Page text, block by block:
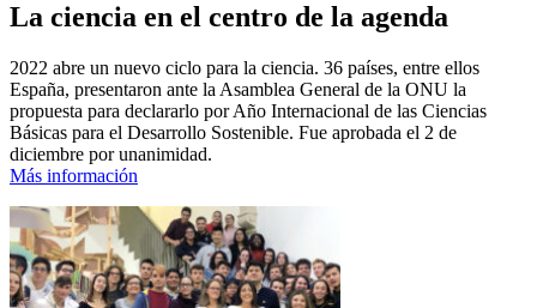
La ciencia en el centro de la agenda
2022 abre un nuevo ciclo para la ciencia. 36 países, entre ellos
España, presentaron ante la Asamblea General de la ONU la
propuesta para declararlo por Año Internacional de las Ciencias
Básicas para el Desarrollo Sostenible. Fue aprobada el 2 de
diciembre por unanimidad.
Más información